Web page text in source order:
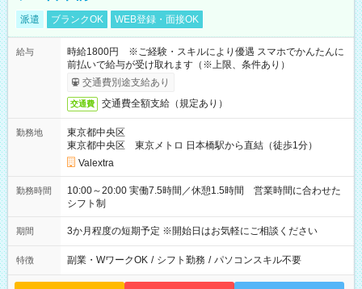
派遣 ブランクOK WEB登録・面接OK
給与
時給1800円 ※ご経験・スキルにより優遇 スマホでかんたんに
前払いで給与が受け取れます（※上限、条件あり）
交通費別途支給あり
交通費 交通費全額支給（規定あり）
勤務地
東京都中央区
東京都中央区 東京メトロ 日本橋駅から直結（徒歩1分）
Valextra
勤務時間
10:00～20:00 実働7.5時間／休憩1.5時間 営業時間に合わせた
シフト制
期間 3か月程度の短期予定 ※開始日はお気軽にご相談ください
特徴 副業・WワークOK / シフト勤務 / パソコンスキル不要